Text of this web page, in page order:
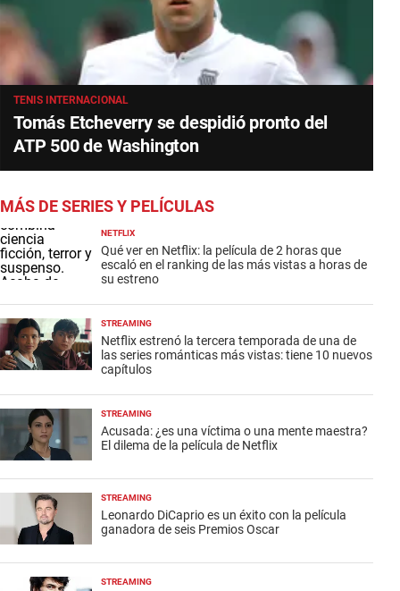
TENIS INTERNACIONAL
Tomás Etcheverry se despidió pronto del
ATP 500 de Washington
MÁS DE SERIES Y PELÍCULAS
NETFLIX
Qué ver en Netflix: la película de 2 horas que
escaló en el ranking de las más vistas a horas de
su estreno
STREAMING
Netflix estrenó la tercera temporada de una de
las series románticas más vistas: tiene 10 nuevos
capítulos
STREAMING
Acusada: ¿es una víctima o una mente maestra?
El dilema de la película de Netflix
STREAMING
Leonardo DiCaprio es un éxito con la película
ganadora de seis Premios Oscar
STREAMING